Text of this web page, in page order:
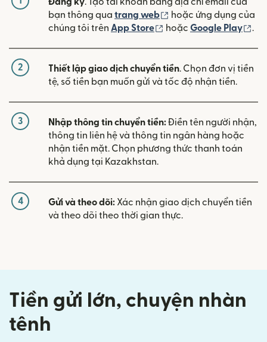
bạn thông qua trang web (mở trong cửa sổ mới)
hoặc ứng dụng của
chúng tôi trên App Store (mở trong cửa sổ mới)
hoặc Google Play .
2 Thiết lập giao dịch chuyển tiền. Chọn đơn vị tiền
tệ, số tiền bạn muốn gửi và tốc độ nhận tiền.
3 Nhập thông tin chuyển tiền:Điền tên người nhận,
thông tin liên hệ và thông tin ngân hàng hoặc
nhận tiền mặt. Chọn phương thức thanh toán
khả dụng tại Kazakhstan.
4 Gửi và theo dõi: Xác nhận giao dịch chuyển tiền
và theo dõi theo thời gian thực.
Tiền gửi lớn, chuyện nhàn
tênh